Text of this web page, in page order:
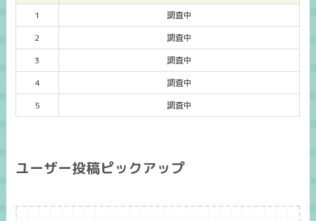
1
調査中
2
調査中
3
調査中
4
調査中
5
調査中
ユーザー投稿ピックアップ